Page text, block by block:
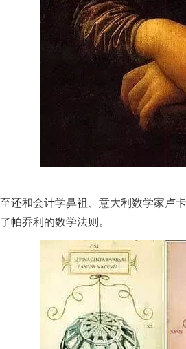
还和会计学鼻祖、意大利数学家卢
帕乔利的数学法则。